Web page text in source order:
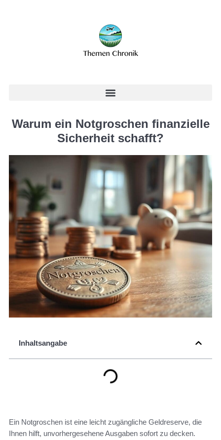
Warum ein Notgroschen finanzielle
Sicherheit schafft?
Inhaltsangabe
Ein Notgroschen ist eine leicht zugängliche Geldreserve, die
Ihnen hilft, unvorhergesehene Ausgaben sofort zu decken.